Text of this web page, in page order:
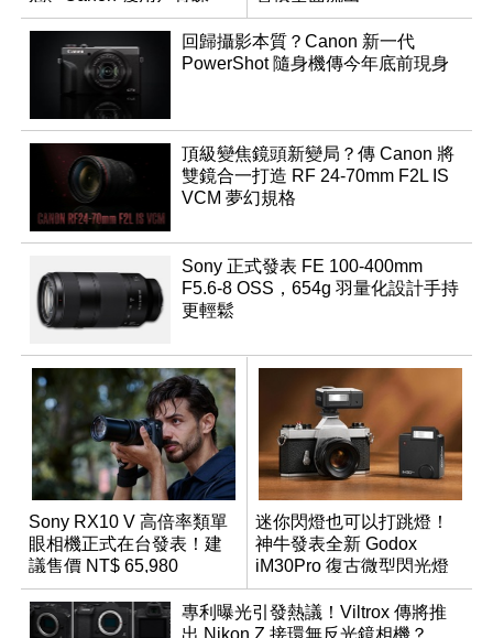
回歸攝影本質？Canon 新一代
PowerShot 隨身機傳今年底前現身
頂級變焦鏡頭新變局？傳 Canon 將
雙鏡合一打造 RF 24-70mm F2L IS
VCM 夢幻規格
Sony 正式發表 FE 100-400mm
F5.6-8 OSS，654g 羽量化設計手持
更輕鬆
Sony RX10 V 高倍率類單
眼相機正式在台發表！建
議售價 NT$ 65,980
迷你閃燈也可以打跳燈！
神牛發表全新 Godox
iM30Pro 復古微型閃光燈
專利曝光引發熱議！Viltrox 傳將推
出 Nikon Z 接環無反光鏡相機？